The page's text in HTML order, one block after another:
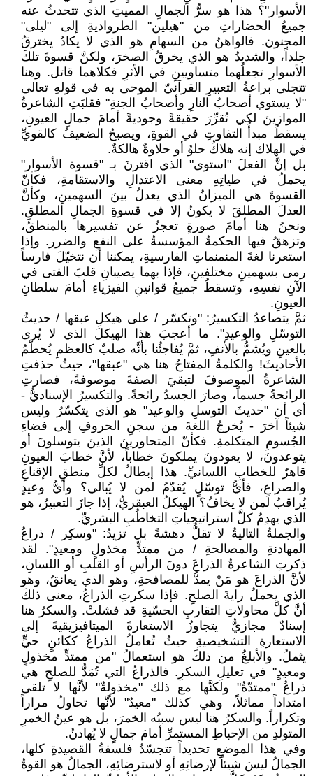
الأسوار"؟ هذا هو سرُّ الجمالِ المميتِ الذي تتحدثُ عنه
جميعُ الحضاراتِ من "هيلين" الطرواديةِ إلى "ليلى"
المجنون. فالواهنُ من السهامِ هو الذي لا يكادُ يخترقُ
جلداً، والشديدُ هو الذي يخرقُ الصخرَ، ولكنَّ قسوةَ تلكَ
الأسوارِ تجعلُهما متساويينِ في الأثرِ فكلاهما قاتل. وهنا
تتجلى براعةُ التعبيرِ القرآنيّ الموحى به في قولهِ تعالى
"لا يستوي أصحابُ النارِ وأصحابُ الجنةِ" فقلبَتِ الشاعرةُ
الموازينَ لكي تُقرِّرَ حقيقةً وجوديةً أمامَ جمالِ العيونِ،
يسقطُ مبدأُ التفاوتِ في القوةِ، ويصبحُ الضعيفُ كالقويِّ
في الهلاك إنه هلاكٌ حلوٌ أو حلاوةٌ هالكةٌ.
بل إنَّ الفعلَ "استوى" الذي اقترنَ بـ "قسوة الأسوار"
يحملُ في طياتِهِ معنى الاعتدالِ والاستقامةِ، فكأنّ
القسوةَ هي الميزانُ الذي يعدلُ بينَ السهمينِ، وكأنَّ
العدلَ المطلقَ لا يكونُ إلا في قسوةِ الجمالِ المطلقِ.
ونحنُ هنا أمامَ صورةٍ تعجزُ عن تفسيرها بالمنطقُ،
وتزهقُ فيها الحكمةُ المؤسسةُ على النفعِ والضرر. وإذا
استعرنا لغةَ المنمنماتِ الفارسيةِ، يمكننا أن نتخيّلَ فارساً
رمى بسهمينِ مختلفينِ، فإذا بهما يصيبانِ قلبَ الفتى في
الآنِ نفسِهِ، وتسقطُ جميعُ قوانينِ الفيزياءِ أمامَ سلطانِ
العيونِ.
ثمَّ يتصاعدُ التكسيرُ: "وتكسّر / على هيكلِ عبقها / حديثُ
التوسّلِ والوعيدِ". ما أعجبَ هذا الهيكلَ الذي لا يُرى
بالعينِ ويُشمُّ بالأنفِ، ثمَّ يُفاجئُنا بأنَّه صلبٌ كالعظمِ يُحطّمُ
الأحاديثَ! والكلمةُ المفتاحُ هنا هي "عبقها"، حيثُ حذفتِ
الشاعرةُ الموصوفَ لتبقيَ الصفةَ موصوفةً، فصارتِ
الرائحةُ جسماً، وصارَ الجسدُ رائحةً. والتكسيرُ الإسناديُّ -
أي أن "حديثَ التوسلِ والوعيد" هو الذي يتكسّرُ وليس
شيئاً آخرَ - يُخرجُ اللغةَ من سجنِ الحروفِ إلى فضاءِ
الجُسومِ المتكلمةِ. فكأنّ المتحاورينَ الذينَ يتوسلونَ أو
يتوعدونَ، لا يعودونَ يملكونَ خطاباً، لأنَّ خطابَ العيونِ
قاهرٌ للخطابِ اللسانيِّ. هذا إبطالٌ لكلِّ منطقِ الإقناعِ
والصراعِ، فأيُّ توسّلٍ يُقدّمُ لمن لا يُبالي؟ وأيُّ وعيدٍ
يُراقبُ لمن لا يخافُ؟ الهيكلُ العبقريُّ، إذا جازَ التعبيرُ، هو
الذي يهدِمُ كلَّ استراتيجياتِ التخاطُبِ البشريِّ.
والجملةُ التاليةُ لا تقلُّ دهشةً بل تزيدُ: "وسكِر / ذراعُ
المهادنةِ والمصالحةِ / من ممتدٍّ مخذولٍ ومعيدٍ". لقد
ذكرتِ الشاعرةُ الذراعَ دونَ الرأسِ أو القلبِ أو اللسانِ،
لأنَّ الذراعَ هو مَنْ يمدُّ للمصافحةِ، وهو الذي يعانقُ، وهو
الذي يحملُ رايةَ الصلحِ. فإذا سكرتِ الذراعُ، معنى ذلكَ
أنَّ كلَّ محاولاتِ التقاربِ الحسّيةِ قد فشلتْ. والسكرُ هنا
إسنادٌ مجازيٌّ يتجاوزُ الاستعارةَ الميتافيزيقيةَ إلى
الاستعارةِ التشخيصيةِ حيثُ تُعاملُ الذراعُ ككائنٍ حيٍّ
يثملُ. والأبلغُ من ذلكَ هو استعمالُ "من ممتدٍّ مخذولٍ
ومعيدٍ" في تعليلِ السكرِ. فالذراعُ التي تُمَدُّ للصلحِ هي
ذراعٌ "ممتدّةٌ" ولكنَّها مع ذلك "مخذولةٌ" لأنَّها لا تلقى
امتداداً مماثلاً، وهي كذلك "معيدٌ" لأنَّها تحاولُ مراراً
وتكراراً. والسكرُ هنا ليس سببُه الخمرَ، بل هو عينُ الخمرِ
المتولدِ من الإحباطِ المستمرِّ أمامَ جمالٍ لا يُهادنُ.
وفي هذا الموضعِ تحديداً تتجسّدُ فلسفةُ القصيدةِ كلها،
الجمالُ ليسَ شيئاً لإرضائِهِ أو لاسترضائِهِ، الجمالُ هو القوةُ